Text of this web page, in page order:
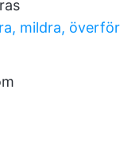
mildra, överför